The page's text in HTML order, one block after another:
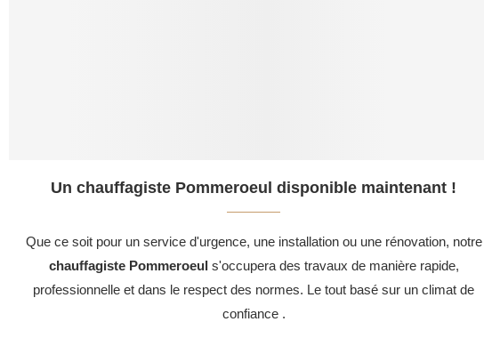
Un chauffagiste Pommeroeul disponible maintenant !
Que ce soit pour un service d'urgence, une installation ou une rénovation, notre
chauffagiste Pommeroeul s'occupera des travaux de manière rapide,
professionnelle et dans le respect des normes. Le tout basé sur un climat de
confiance .